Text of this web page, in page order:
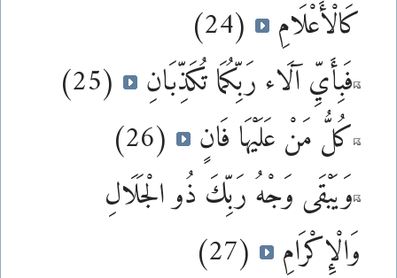
كَالْأَعْلَامِ
(24)
فَبِأَيِّ آلَاء رَبِّكُمَا تُكَذِّبَانِ
(25)
كُلُّ مَنْ عَلَيْهَا فَانٍ
(26)
وَيَبْقَى وَجْهُ رَبِّكَ ذُو الْجَلَالِ
وَالْإِكْرَامِ
(27)